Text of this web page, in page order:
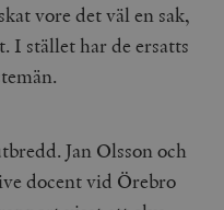
vore det väl en sak,
I stället har de ersatts
Jan Olsson och
docent vid Örebro